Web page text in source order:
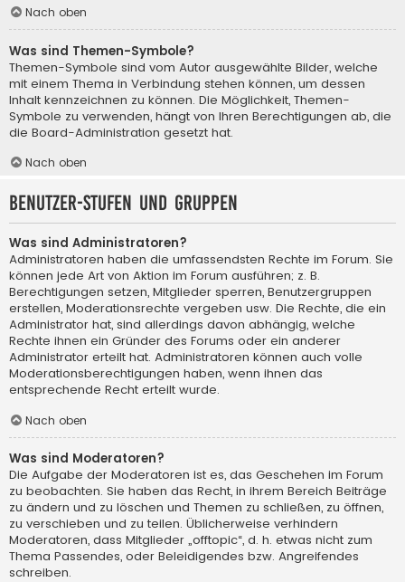
Nach oben
Was sind Themen-Symbole?
Themen-Symbole sind vom Autor ausgewählte Bilder, welche
mit einem Thema in Verbindung stehen können, um dessen
Inhalt kennzeichnen zu können. Die Möglichkeit, Themen-
Symbole zu verwenden, hängt von Ihren Berechtigungen ab, die
die Board-Administration gesetzt hat.
Nach oben
Benutzer-Stufen und Gruppen
Was sind Administratoren?
Administratoren haben die umfassendsten Rechte im Forum. Sie
können jede Art von Aktion im Forum ausführen; z. B.
Berechtigungen setzen, Mitglieder sperren, Benutzergruppen
erstellen, Moderationsrechte vergeben usw. Die Rechte, die ein
Administrator hat, sind allerdings davon abhängig, welche
Rechte ihnen ein Gründer des Forums oder ein anderer
Administrator erteilt hat. Administratoren können auch volle
Moderationsberechtigungen haben, wenn ihnen das
entsprechende Recht erteilt wurde.
Nach oben
Was sind Moderatoren?
Die Aufgabe der Moderatoren ist es, das Geschehen im Forum
zu beobachten. Sie haben das Recht, in ihrem Bereich Beiträge
zu ändern und zu löschen und Themen zu schließen, zu öffnen,
zu verschieben und zu teilen. Üblicherweise verhindern
Moderatoren, dass Mitglieder „offtopic“, d. h. etwas nicht zum
Thema Passendes, oder Beleidigendes bzw. Angreifendes
schreiben.